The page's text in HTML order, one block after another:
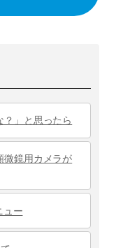
？」と思ったら
微鏡用カメラが
ュー